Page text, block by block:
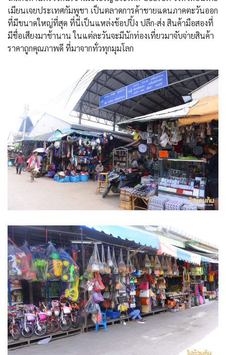
เมียนเจยประเทศกัมพูชา เป็นตลาดการค้าชายแดนภาคตะวันออก
ที่มีขนาดใหญ่ที่สุด ที่นี่เป็นแหล่งช้อปปิ้ง ปลีก-ส่ง สินค้ามือสองที่
มีชื่อเสียงมาช้านาน ในแต่ละวันจะมีนักท่องเที่ยวมาจับจ่ายสินค้า
ราคาถูกคุณภาพดี ที่มาจากทั่วทุกมุมโลก